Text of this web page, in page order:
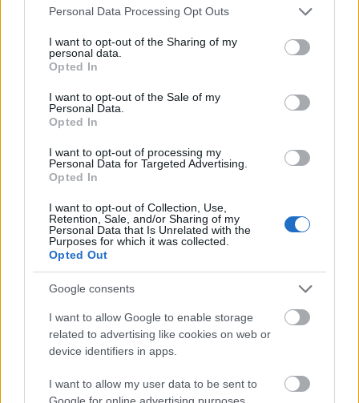
Please note that this website/app uses one or more Google
not limited to your visit or usage behaviour. You may click to
grant or deny consent to Google and its third-party tags to
use your data for below specified purposes in below Google
consent section.
Personal Data Processing Opt Outs
I want to opt-out of the Sharing of my
personal data.
Opted In
I want to opt-out of the Sale of my
Personal Data.
Opted In
I want to opt-out of processing my
Personal Data for Targeted Advertising.
Opted In
I want to opt-out of Collection, Use,
Retention, Sale, and/or Sharing of my
Personal Data that Is Unrelated with the
Purposes for which it was collected.
Opted Out
Google consents
I want to allow Google to enable storage
related to advertising like cookies on web or
device identifiers in apps.
I want to allow my user data to be sent to
Google for online advertising purposes.
Forrás:Hír 24
Zene Eurovíziós Dalfesztivál
JJ MEGNYERTE AZ EUROVÍZIÓS DALFESZTIVÁLT,
MELYBEN A BUDAPEST SCORING ORCHESTRA IS
KÖZREMŰKÖDÖTT